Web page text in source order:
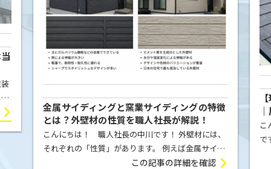
金属サイディングと窯業サイディングの特徴
とは？外壁材の性質を職人社長が解説！
こんにちは！ 職人社長の中川です！ 外壁材には、
それぞれの「性質」があります。 例えば金属サイデ
ィング（ガルバリウム鋼板）は、気温の変化によっ
この記事の詳細を確認
こ
で